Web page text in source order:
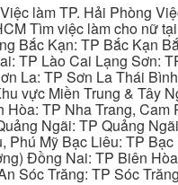
làm TP. Hải Phòng
Tìm việc làm cho nữ
Bắc Kạn: TP Bắc Kạn
TP Lào Cai Lạng Sơn:
La: TP Sơn La Thái
vực Miền Trung &
TP Nha Trang,
Ngãi: TP Quảng
Phú Mỹ Bạc Liêu: TP
Đồng Nai: TP Biên
Sóc Trăng: TP Sóc